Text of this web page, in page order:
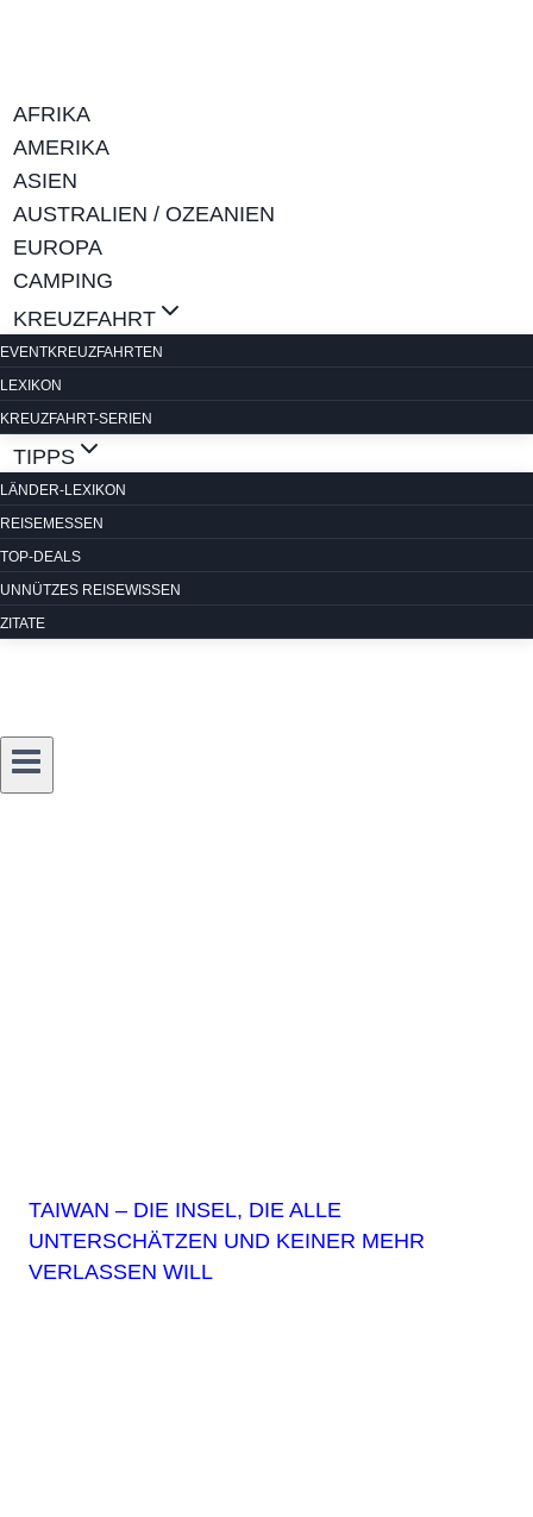
AFRIKA
AMERIKA
ASIEN
AUSTRALIEN / OZEANIEN
EUROPA
CAMPING
KREUZFAHRT
EVENTKREUZFAHRTEN
LEXIKON
KREUZFAHRT-SERIEN
TIPPS
LÄNDER-LEXIKON
REISEMESSEN
TOP-DEALS
UNNÜTZES REISEWISSEN
ZITATE
TAIWAN – DIE INSEL, DIE ALLE
UNTERSCHÄTZEN UND KEINER MEHR
VERLASSEN WILL